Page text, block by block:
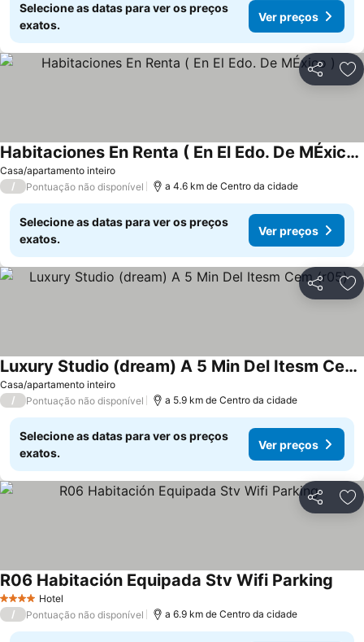
Selecione as datas para ver os preços
exatos.
Ver preços
Partilhar
Casa/apartamento inteiro
Habitaciones En Renta ( En El Edo. De MÉxico )
/ Pontuação não disponível a 4.6 km de Centro da cidade
Selecione as datas para ver os preços
exatos.
Ver preços
Partilhar
Casa/apartamento inteiro
Luxury Studio (dream) A 5 Min Del Itesm Cem (r05)
/ Pontuação não disponível a 5.9 km de Centro da cidade
Selecione as datas para ver os preços
exatos.
Ver preços
Partilhar
4 EstrelasHotel
R06 Habitación Equipada Stv Wifi Parking
/ Pontuação não disponível a 6.9 km de Centro da cidade